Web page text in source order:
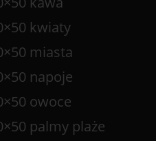
kwiaty
miasta
napoje
owoce
palmy plaże